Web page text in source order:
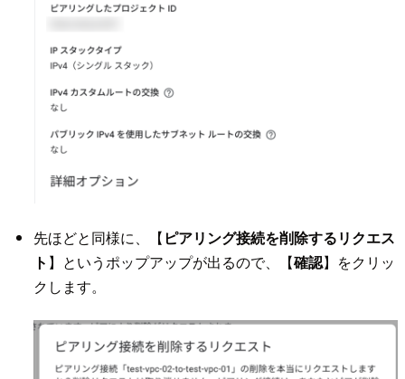
先ほどと同様に、【 ピアリング接続を削除するリクエス
ト 】というポップアップが出るので、【確認】をクリッ
クします。